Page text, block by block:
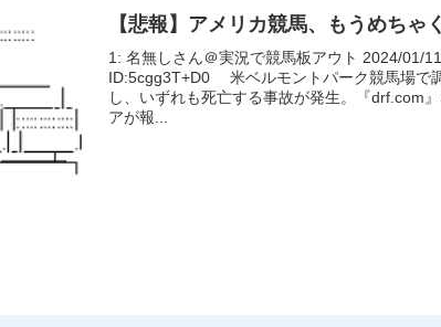
【悲報】アメリカ競馬、もうめちゃ
1: 名無しさん＠実況で競馬板アウト 2024/01/
ID:5cgg3T+D0 米ベルモントパーク競馬場で
し、いずれも死亡する事故が発生。『drf.com
アが報...